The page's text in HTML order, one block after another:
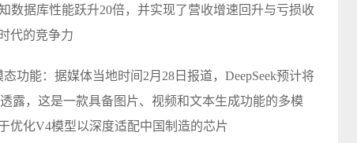
数据库性能跃升20倍，并实现了营收增速回升与亏损收
代的竞争力
功能：据媒体当地时间2月28日 报道，DeepSeek预计将
露，这是一款具备图片、视频和文本生成功能的多模
优化V4模型以深度适配中国制造的芯片